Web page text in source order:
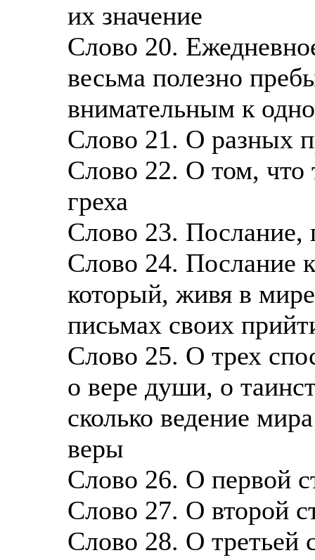
их значение
Слово 20.
весьма полезно
внимательным к
Слово 21. О разных
Слово 22. О том, что
греха
Слово 23. Послание,
Слово 24. Послание
который, живя в
письмах своих
Слово 25. О трех
о вере души, о
сколько ведение
веры
Слово 26. О первой
Слово 27. О второй
Слово 28. О третьей